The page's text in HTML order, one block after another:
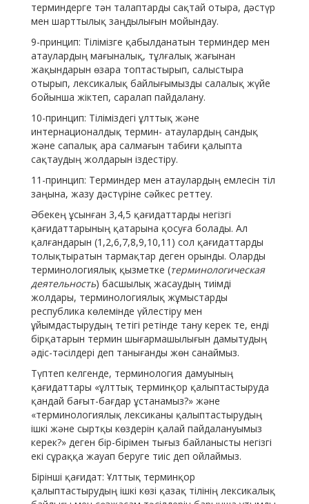
терминдерге тән талаптарды сақтай отыра, дәстүр
мен шарттылық заңдылығын мойындау.
9-принцип: Тілімізге қабылданатын терминдер мен
атаулардың мағыналық, тұлғалық жағынан
жақындарын өзара топтастырып, салыстыра
отырып, лексикалық байлығымызды салалық жүйе
бойынша жіктеп, саралап пайдалану.
10-принцип: Тіліміздегі ұлттық және
интернационалдық термин- атаулардың сандық
және сапалық ара салмағын табиғи қалыпта
сақтаудың жолдарын іздестіру.
11-принцип: Терминдер мен атаулардың емлесін тіл
заңына, жазу дәстүріне сәйкес реттеу.
Әбекең ұсынған 3,4,5 қағидаттарды негізгі
қағидаттарының қатарына қосуға болады. Ал
қалғандарын (1,2,6,7,8,9,10,11) сол қағидаттарды
толықтыратын тармақтар деген орынды. Оларды
терминологиялық қызметке (терминологическая
деятельность) басшылық жасаудың тиімді
жолдары, терминологиялық жұмыстарды
республика көлемінде үйлестіру мен
ұйымдастырудың тетігі ретінде тану керек те, енді
бірқатарын термин шығармашылығын дамытудың
әдіс-тәсілдері деп танығанды жөн санаймыз.
Түптеп келгенде, терминология дамуының
қағидаттары «ұлттық терминқор қалыптастыруда
қандай бағыт-бағдар ұстанамыз?» және
«терминологиялық лексиканы қалыптастырудың
ішкі және сыртқы көздерін қалай пайдалануымыз
керек?» деген бір-бірімен тығыз байланысты негізгі
екі сұраққа жауап беруге тиіс деп ойлаймыз.
Бірінші қағидат: Ұлттық терминқор
қалыптастырудың ішкі көзі қазақ тілінің лексикалық